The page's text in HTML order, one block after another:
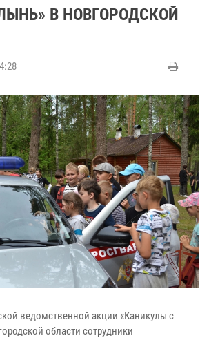
В НОВГОРОДСКОЙ
ведомственной акции «Каникулы с
области сотрудники